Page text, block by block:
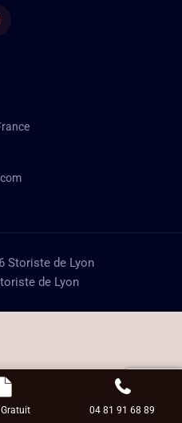
Storiste de Lyon
de Lyon
Gratuit 04 81 91 68 89